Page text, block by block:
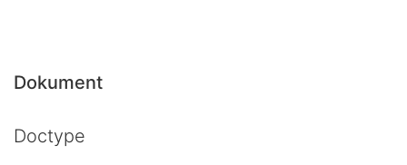
Dokument
Doctype